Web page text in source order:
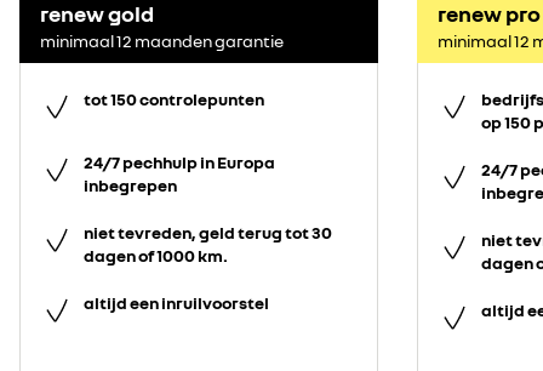
renew gold
minimaal 12 maanden garantie
tot 150 controlepunten
24/7 pechhulp in Europa
inbegrepen
niet tevreden, geld terug tot 30
dagen of 1000 km.
altijd een inruilvoorstel
renew pro
minimaal 12
op 150
24/7
niet
dagen
altijd